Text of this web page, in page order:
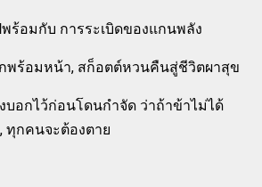
ร้อมกับ การระเบิดของแกนพลัง
พร้อมหน้า, สก็อตต์หวนคืนสู่ชีวิตผาสุข
บอกไว้ก่อนโดนกำจัด ว่าถ้าข้าไม่ได้
ทุกคนจะต้องตาย